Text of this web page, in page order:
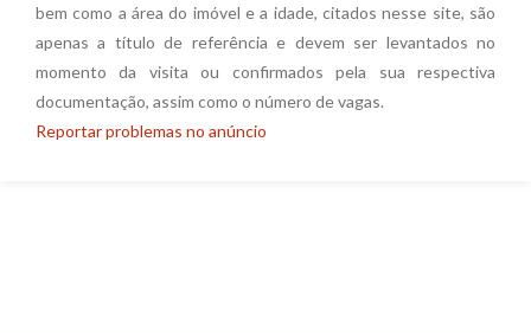
bem como a área do imóvel e a idade, citados nesse site, são
apenas a título de referência e devem ser levantados no
momento da visita ou confirmados pela sua respectiva
documentação, assim como o número de vagas.
Reportar problemas no anúncio